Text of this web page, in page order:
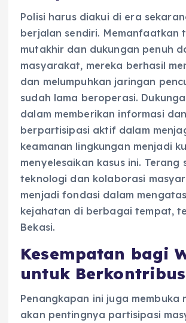
Polisi harus diakui di era
berjalan sendiri. Memanfaatkan
mutakhir dan dukungan penuh
masyarakat, mereka berhasil
dan melumpuhkan jaringan
sudah lama beroperasi.
dalam memberikan informasi dan
berpartisipasi aktif dalam
keamanan lingkungan menjadi
menyelesaikan kasus ini. Terang
teknologi dan kolaborasi
menjadi fondasi dalam
kejahatan di berbagai tempat,
Bekasi.
Kesempatan bagi
untuk
Penangkapan ini juga membuka
akan pentingnya partisipasi